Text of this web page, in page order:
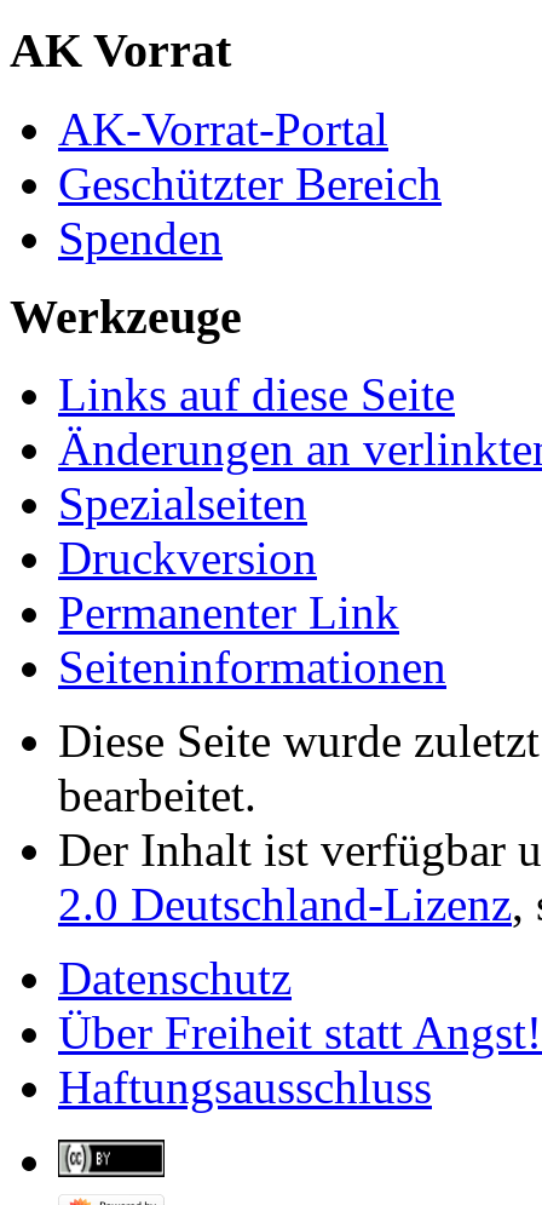
AK Vorrat
AK-Vorrat-Portal
Geschützter Bereich
Spenden
Werkzeuge
Links auf diese Seite
Änderungen an
Spezialseiten
Druckversion
Permanenter Link
Seiten­­informationen
Diese Seite wurde
bearbeitet.
Der Inhalt ist verfügbar
2.0 Deutschland-Lizenz,
Datenschutz
Über Freiheit statt Angst!
Haftungsausschluss